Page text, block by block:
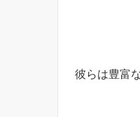
彼らは豊富